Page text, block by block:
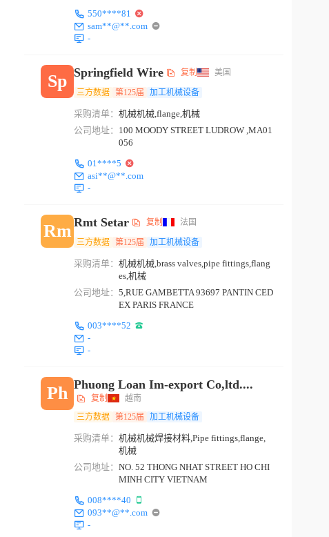
550****81
sam**@**.com
-
Sp Springfield Wire 复制 美国
三方数据 第125届 加工机械设备
采购清单：机械机械,flange,机械
公司地址： 100 MOODY STREET LUDROW ,MA01
056
01****5
asi**@**.com
-
RmRmt Setar 复制 法国
三方数据 第125届 加工机械设备
采购清单：机械机械,brass valves,pipe fittings,flang
es,机械
公司地址：5,RUE GAMBETTA 93697 PANTIN CED
EX PARIS FRANCE
003****52
-
-
Ph Phuong Loan Im-export Co,ltd....
复制
越南
三方数据 第125届 加工机械设备
采购清单：机械机械焊接材料,Pipe fittings,flange,
机械
公司地址：NO. 52 THONG NHAT STREET HO CHI
MINH CITY VIETNAM
008****40
093**@**.com
-